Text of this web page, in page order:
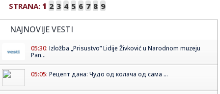
STRANA: 1 2 3 4 5 6 7 8 9
NAJNOVIJE VESTI
05:30: Izložba „Prisustvo” Lidije Živković u Narodnom muzeju
Pan...
05:05: Рецепт дана: Чудо од колача од сама ...